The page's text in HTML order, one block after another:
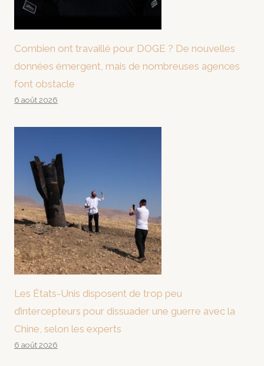
Combien ont travaillé pour DOGE ? De nouvelles
données émergent, mais de nombreuses agences
font obstacle
6 août 2026
Les États-Unis disposent de trop peu
d’intercepteurs pour dissuader une guerre avec la
Chine, selon les experts
6 août 2026